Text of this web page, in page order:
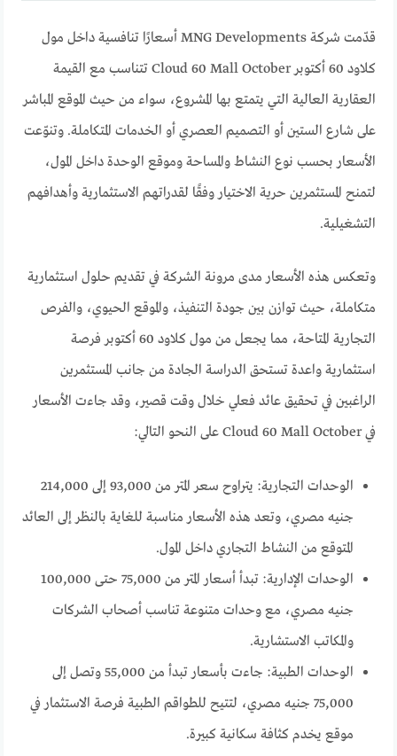
قدّمت شركة MNG Developments أسعارًا تنافسية داخل مول
كلاود 60 أكتوبر Cloud 60 Mall October تتناسب مع القيمة
العقارية العالية التي يتمتع بها المشروع، سواء من حيث الموقع المباشر
على شارع الستين أو التصميم العصري أو الخدمات المتكاملة. وتنوّعت
الأسعار بحسب نوع النشاط والمساحة وموقع الوحدة داخل المول،
لتمنح المستثمرين حرية الاختيار وفقًا لقدراتهم الاستثمارية وأهدافهم
التشغيلية.
وتعكس هذه الأسعار مدى مرونة الشركة في تقديم حلول استثمارية
متكاملة، حيث توازن بين جودة التنفيذ، والموقع الحيوي، والفرص
التجارية المتاحة، مما يجعل من مول كلاود 60 أكتوبر فرصة
استثمارية واعدة تستحق الدراسة الجادة من جانب المستثمرين
الراغبين في تحقيق عائد فعلي خلال وقت قصير، وقد جاءت الأسعار
في Cloud 60 Mall October على النحو التالي:
الوحدات التجارية: يتراوح سعر المتر من 93,000 إلى 214,000
جنيه مصري، وتعد هذه الأسعار مناسبة للغاية بالنظر إلى العائد
المتوقع من النشاط التجاري داخل المول.
الوحدات الإدارية: تبدأ أسعار المتر من 75,000 حتى 100,000
جنيه مصري، مع وحدات متنوعة تناسب أصحاب الشركات
والمكاتب الاستشارية.
الوحدات الطبية: جاءت بأسعار تبدأ من 55,000 وتصل إلى
75,000 جنيه مصري، لتتيح للطواقم الطبية فرصة الاستثمار في
موقع يخدم كثافة سكانية كبيرة.